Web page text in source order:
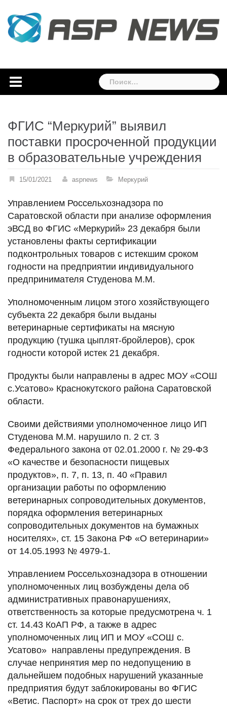
content
Найти:
ФГИС “Меркурий” выявил
поставки просроченной продукции
в образовательные учреждения
15/01/2021 aspnews Меркурий
Управлением Россельхознадзора по
Саратовской области при анализе оформления
эВСД во ФГИС «Меркурий» 23 декабря были
установлены факты сертификации
подконтрольных товаров с истекшим сроком
годности на предприятии индивидуального
предпринимателя Студенова М.М.
Уполномоченным лицом этого хозяйствующего
субъекта 22 декабря были выданы
ветеринарные сертификаты на мясную
продукцию (тушка цыплят-бройлеров), срок
годности которой истек 21 декабря.
Продукты были направлены в адрес МОУ «СОШ
с.Усатово» Краснокутского района Саратовской
области.
Своими действиями уполномоченное лицо ИП
Студенова М.М. нарушило п. 2 ст. 3
Федерального закона от 02.01.2000 г. № 29-ФЗ
«О качестве и безопасности пищевых
продуктов», п. 7, п. 13, п. 40 «Правил
организации работы по оформлению
ветеринарных сопроводительных документов,
порядка оформления ветеринарных
сопроводительных документов на бумажных
носителях», ст. 15 Закона РФ «О ветеринарии»
от 14.05.1993 № 4979-1.
Управлением Россельхознадзора в отношении
уполномоченных лиц возбуждены дела об
административных правонарушениях,
ответственность за которые предусмотрена ч. 1
ст. 14.43 КоАП РФ, а также в адрес
уполномоченных лиц ИП и МОУ «СОШ с.
Усатово» направлены предупреждения. В
случае непринятия мер по недопущению в
дальнейшем подобных нарушений указанные
предприятия будут заблокированы во ФГИС
«Ветис. Паспорт» на срок от трех до шести